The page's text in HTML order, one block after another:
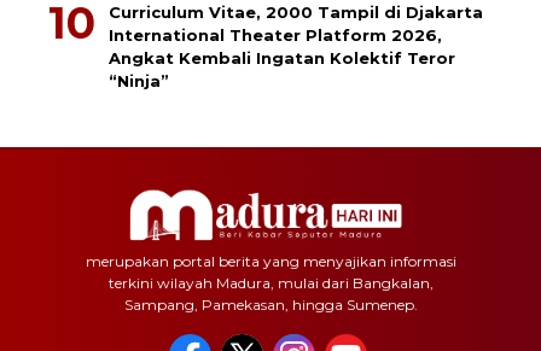
Curriculum Vitae, 2000 Tampil di Djakarta
International Theater Platform 2026,
Angkat Kembali Ingatan Kolektif Teror
“Ninja”
merupakan portal berita yang menyajikan informasi
terkini wilayah Madura, mulai dari Bangkalan,
Sampang, Pamekasan, hingga Sumenep.